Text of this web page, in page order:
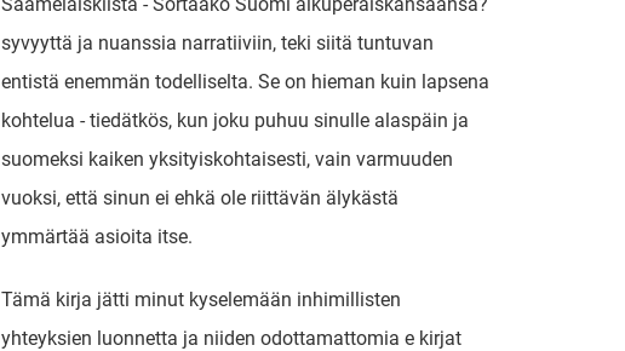
syvyyttä ja nuanssia narratiiviin, teki siitä tuntuvan
entistä enemmän todelliselta. Se on hieman kuin lapsena
kohtelua - tiedätkös, kun joku puhuu sinulle alaspäin ja
suomeksi kaiken yksityiskohtaisesti, vain varmuuden
vuoksi, että sinun ei ehkä ole riittävän älykästä
ymmärtää asioita itse.
Tämä kirja jätti minut kyselemään inhimillisten
yhteyksien luonnetta ja niiden odottamattomia e kirjat​